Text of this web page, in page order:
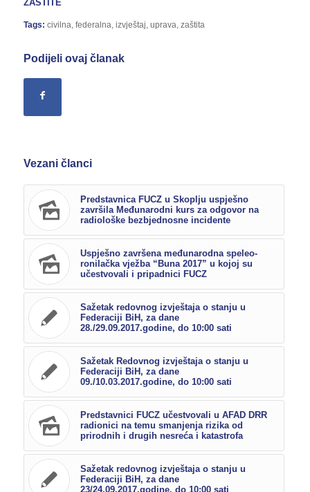
ZAŠTITE
Tags: civilna federalna izvještaj uprava zaštita
Podijeli ovaj članak
Vezani članci
Predstavnica FUCZ u Skoplju uspješno
završila Međunarodni kurs za odgovor na
radiološke bezbjednosne incidente
Uspješno završena međunarodna speleo-
ronilačka vježba “Buna 2017” u kojoj su
učestvovali i pripadnici FUCZ
Sažetak redovnog izvještaja o stanju u
Federaciji BiH, za dane
28./29.09.2017.godine, do 10:00 sati
Sažetak Redovnog izvještaja o stanju u
Federaciji BiH, za dane
09./10.03.2017.godine, do 10:00 sati
Predstavnici FUCZ učestvovali u AFAD DRR
radionici na temu smanjenja rizika od
prirodnih i drugih nesreća i katastrofa
Sažetak redovnog izvještaja o stanju u
Federaciji BiH, za dane
23/24.09.2017.godine, do 10:00 sati